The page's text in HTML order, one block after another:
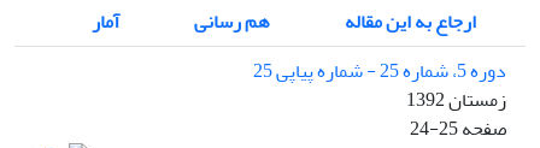
ارجاع به این مقاله
هم رسانی
آمار
دوره 5، شماره 25 - شماره پیاپی 25
زمستان 1392
صفحه24-25